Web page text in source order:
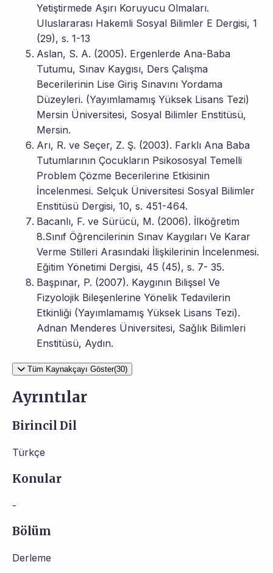
Yetiştirmede Aşırı Koruyucu Olmaları.
Uluslararası Hakemli Sosyal Bilimler E Dergisi, 1
(29), s. 1-13
Aslan, S. A. (2005). Ergenlerde Ana-Baba
Tutumu, Sınav Kaygısı, Ders Çalışma
Becerilerinin Lise Giriş Sınavını Yordama
Düzeyleri. (Yayımlamamış Yüksek Lisans Tezi)
Mersin Üniversitesi, Sosyal Bilimler Enstitüsü,
Mersin.
Arı, R. ve Seçer, Z. Ş. (2003). Farklı Ana Baba
Tutumlarının Çocukların Psikososyal Temelli
Problem Çözme Becerilerine Etkisinin
İncelenmesi. Selçuk Üniversitesi Sosyal Bilimler
Enstitüsü Dergisi, 10, s. 451-464.
Bacanlı, F. ve Sürücü, M. (2006). İlköğretim
8.Sınıf Öğrencilerinin Sınav Kaygıları Ve Karar
Verme Stilleri Arasındaki İlişkilerinin İncelenmesi.
Eğitim Yönetimi Dergisi, 45 (45), s. 7- 35.
Başpınar, P. (2007). Kaygının Bilişsel Ve
Fizyolojik Bileşenlerine Yönelik Tedavilerin
Etkinliği (Yayımlamamış Yüksek Lisans Tezi).
Adnan Menderes Üniversitesi, Sağlık Bilimleri
Enstitüsü, Aydın.
Tüm Kaynakçayı Göster(30)
Ayrıntılar
Birincil Dil
Türkçe
Konular
-
Bölüm
Derleme